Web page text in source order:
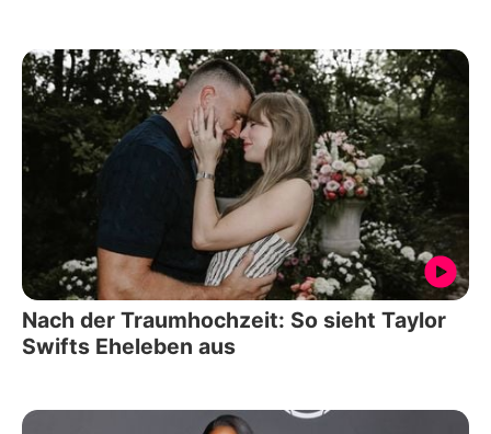
Nach der Traumhochzeit: So sieht Taylor
Swifts Eheleben aus